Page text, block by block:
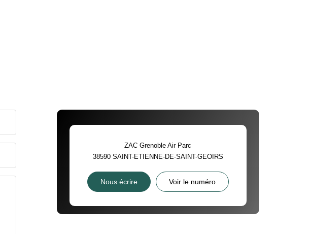
ZAC Grenoble Air Parc
38590 SAINT-ETIENNE-DE-SAINT-GEOIRS
Nous écrire Voir le numéro